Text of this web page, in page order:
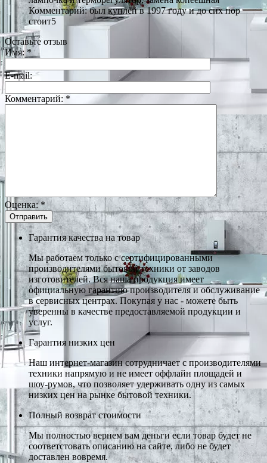
Комментарий: был куплен в 1997 году и до сих пор
стоит5
Оставьте отзыв
Имя: *
E-mail:
Комментарий: *
Оценка:*
Гарантия качества на товар
Мы работаем только с сертифицированными
производителями бытовой техники от заводов
изготовителей. Вся наша продукция имеет
официальную гарантию производителя и обслуживание
в сервисных центрах. Покупая у нас - можете быть
уверенны в качестве предоставляемой продукции и
услуг.
Гарантия низких цен
Наш интернет-магазин сотрудничает с производителями
техники напрямую и не имеет оффлайн площадей и
шоу-румов, что позволяет удерживать одну из самых
низких цен на рынке бытовой техники.
Полный возврат стоимости
Мы полностью вернем вам деньги если товар будет не
соответстовать описанию на сайте, либо не будет
доставлен вовремя.